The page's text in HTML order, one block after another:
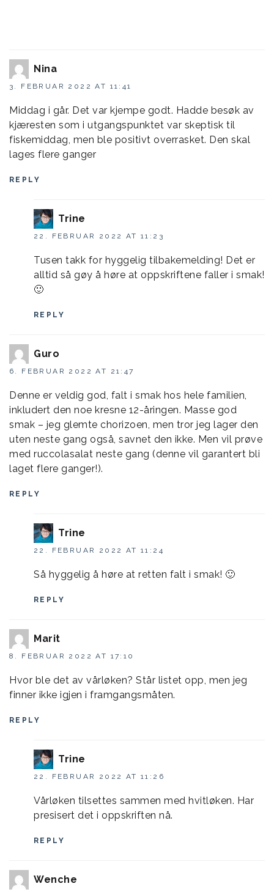
Nina
3. FEBRUAR 2022 AT 11:41
Middag i går. Det var kjempe godt. Hadde besøk av
kjæresten som i utgangspunktet var skeptisk til
fiskemiddag, men ble positivt overrasket. Den skal
lages flere ganger
REPLY
Trine
22. FEBRUAR 2022 AT 11:23
Tusen takk for hyggelig tilbakemelding! Det er
alltid så gøy å høre at oppskriftene faller i smak!
🙂
REPLY
Guro
6. FEBRUAR 2022 AT 21:47
Denne er veldig god, falt i smak hos hele familien,
inkludert den noe kresne 12-åringen. Masse god
smak – jeg glemte chorizoen, men tror jeg lager den
uten neste gang også, savnet den ikke. Men vil prøve
med ruccolasalat neste gang (denne vil garantert bli
laget flere ganger!).
REPLY
Trine
22. FEBRUAR 2022 AT 11:24
Så hyggelig å høre at retten falt i smak! 🙂
REPLY
Marit
8. FEBRUAR 2022 AT 17:10
Hvor ble det av vårløken? Står listet opp, men jeg
finner ikke igjen i framgangsmåten.
REPLY
Trine
22. FEBRUAR 2022 AT 11:26
Vårløken tilsettes sammen med hvitløken. Har
presisert det i oppskriften nå.
REPLY
Wenche